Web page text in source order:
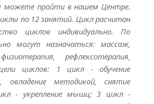
можете пройти в нашем Центре.
по 12 занятий. Цикл расчитан
циклов индивидуально. По
могут назначаться: массаж,
рефлексотерапия,
циклов: 1 цикл - обучение
овладение методикой, снятие
- укрепление мышц; 3 цикл -